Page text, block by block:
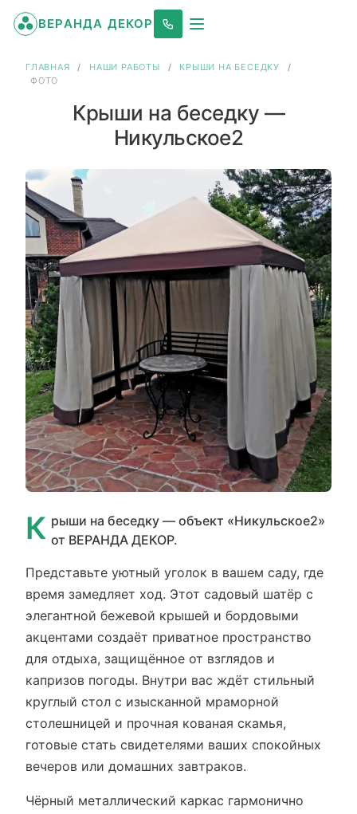
ВЕРАНДА ДЕКОР
ГЛАВНАЯ / НАШИ РАБОТЫ / КРЫШИ НА БЕСЕДКУ
/
ФОТО
Крыши на беседку —
Никульское2
К рыши на беседку — объект «Никульское2»
от ВЕРАНДА ДЕКОР.
Представьте уютный уголок в вашем саду, где
время замедляет ход. Этот садовый шатёр с
элегантной бежевой крышей и бордовыми
акцентами создаёт приватное пространство
для отдыха, защищённое от взглядов и
капризов погоды. Внутри вас ждёт стильный
круглый стол с изысканной мраморной
столешницей и прочная кованая скамья,
готовые стать свидетелями ваших спокойных
вечеров или домашних завтраков.
Чёрный металлический каркас гармонично